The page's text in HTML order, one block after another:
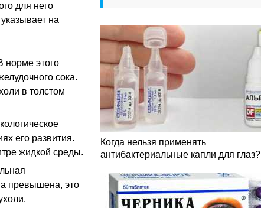
для него
на
норме этого
сока.
в толстом
его развития.
жидкой среды.
превышена, это
Когда нельзя применять
антибактериальные капли для глаз?